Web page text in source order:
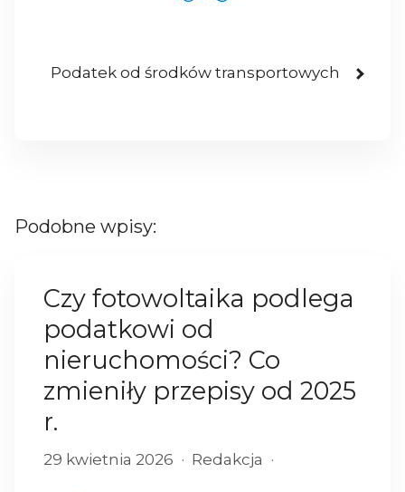
Podatek od środków transportowych
Podobne wpisy:
Czy fotowoltaika podlega
podatkowi od
nieruchomości? Co
zmieniły przepisy od 2025
r.
29 kwietnia 2026 Redakcja